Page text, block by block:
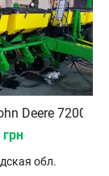
Deere 7200
обл.